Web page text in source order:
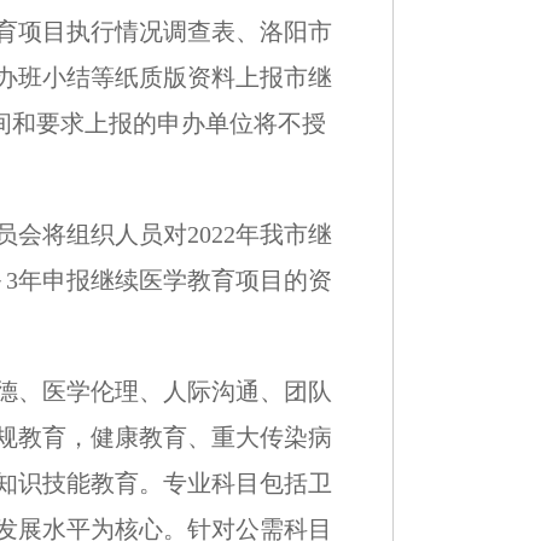
项目执行情况调查表、洛阳市
班小结等纸质版资料上报市继
和要求上报的申办单位将不授
会将组织人员对2022年我市继
年申报继续医学教育项目的资
、医学伦理、人际沟通、团队
教育，健康教育、重大传染病
识技能教育。专业科目包括卫
展水平为核心。针对公需科目